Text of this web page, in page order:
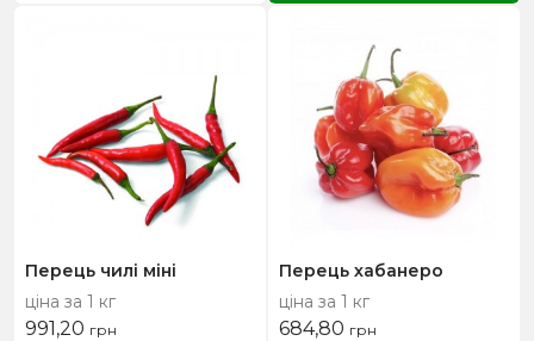
Перець чилі міні
ціна за 1 кг
991,20 грн
Перець хабанеро
ціна за 1 кг
684,80 грн